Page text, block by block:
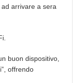
arrivare a sera
buon dispositivo,
offrendo